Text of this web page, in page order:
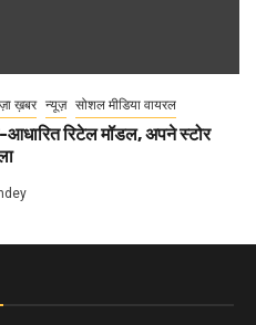
ख़बर न्यूज़ सोशल मीडिया वायरल
रिटेल मॉडल, अपने स्टोर